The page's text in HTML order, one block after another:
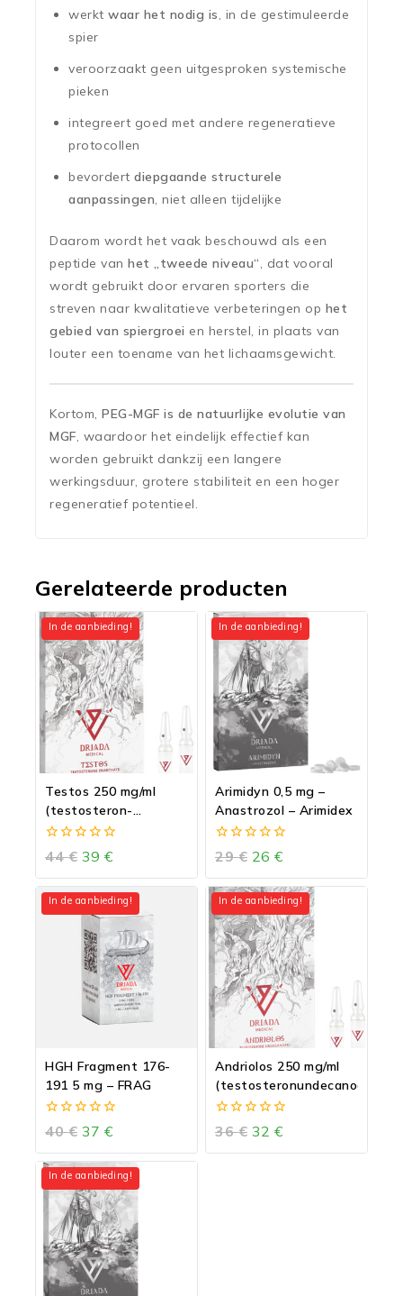
werkt waar het nodig is, in de gestimuleerde
spier
veroorzaakt geen uitgesproken systemische
pieken
integreert goed met andere regeneratieve
protocollen
bevordert diepgaande structurele
aanpassingen, niet alleen tijdelijke
Daarom wordt het vaak beschouwd als een
peptide van het „tweede niveau“, dat vooral
wordt gebruikt door ervaren sporters die
streven naar kwalitatieve verbeteringen op het
gebied van spiergroei en herstel, in plaats van
louter een toename van het lichaamsgewicht.
Kortom, PEG-MGF is de natuurlijke evolutie van
MGF, waardoor het eindelijk effectief kan
worden gebruikt dankzij een langere
werkingsduur, grotere stabiliteit en een hoger
regeneratief potentieel.
Gerelateerde producten
In de aanbieding!
Testos 250 mg/ml
(testosteron-
enantaat)
0
van
5
44€ 39 €
In de aanbieding!
Arimidyn 0,5 mg –
Anastrozol – Arimidex
0
van
5
29€ 26 €
In de aanbieding!
HGH Fragment 176-
191 5 mg – FRAG
0
van
5
40€ 37 €
In de aanbieding!
Andriolos 250 mg/ml
(testosteronundecanoaat)
0
van
5
36€ 32 €
In de aanbieding!